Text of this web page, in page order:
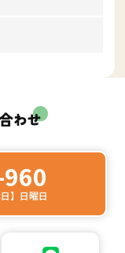
】日曜日